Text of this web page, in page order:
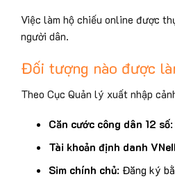
Việc làm hộ chiếu online được
người dân.
Đối tượng nào được
Theo Cục Quản lý xuất nhập
Căn cước công dân 12 số:
Tài khoản định danh
Sim chính chủ: Đăng ký